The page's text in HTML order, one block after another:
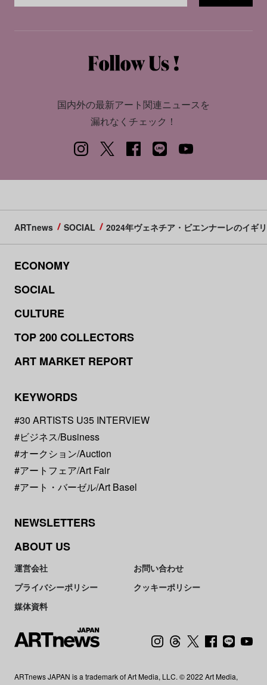
国内外の最新アート関連ニュースを
漏れなくチェック！
ARTnews SOCIAL 2024年ヴェネチア・ビエンナーレのイギ
ECONOMY
SOCIAL
CULTURE
TOP 200 COLLECTORS
ART MARKET REPORT
KEYWORDS
#30 ARTISTS U35 INTERVIEW
#ビジネス/Business
#オークション/Auction
#アートフェア/Art Fair
#アート・バーゼル/Art Basel
NEWSLETTERS
ABOUT US
運営会社
お問い合わせ
プライバシーポリシー
クッキーポリシー
媒体資料
ARTnews JAPAN is a trademark of Art Media, LLC. © 2022 Art Media,